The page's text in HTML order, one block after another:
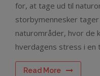
for, at tage ud til
storbymennesker
naturområder, hvor de
hverdagens stress i en
Read More